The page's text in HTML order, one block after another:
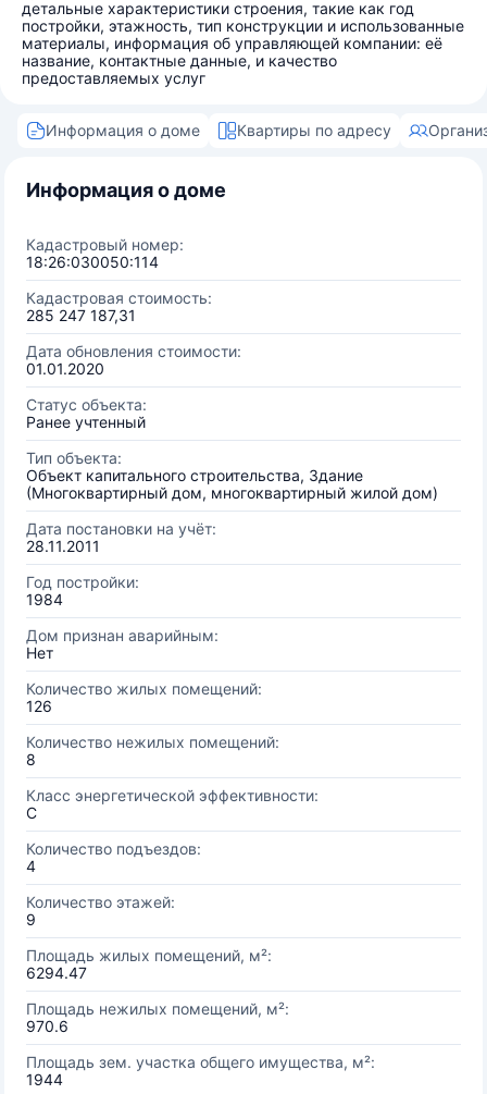
детальные характеристики строения, такие как год
постройки, этажность, тип конструкции и использованные
материалы, информация об управляющей компании: её
название, контактные данные, и качество
предоставляемых услуг
Информация о доме Квартиры по адресу
Информация о доме
Кадастровый номер:
18:26:030050:114
Кадастровая стоимость:
285 247 187,31
Дата обновления стоимости:
01.01.2020
Статус объекта:
Ранее учтенный
Тип объекта:
Объект капитального строительства, Здание
(Многоквартирный дом, многоквартирный жилой дом)
Дата постановки на учёт:
28.11.2011
Год постройки:
1984
Дом признан аварийным:
Нет
Количество жилых помещений:
126
Количество нежилых помещений:
8
Класс энергетической эффективности:
C
Количество подъездов:
4
Количество этажей:
9
Площадь жилых помещений, м²:
6294.47
Площадь нежилых помещений, м²:
970.6
Площадь зем. участка общего имущества, м²:
1944